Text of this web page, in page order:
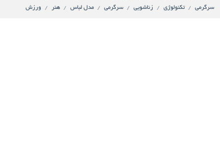
زناشویی سرگرمی مدل لباس هنر ورزش